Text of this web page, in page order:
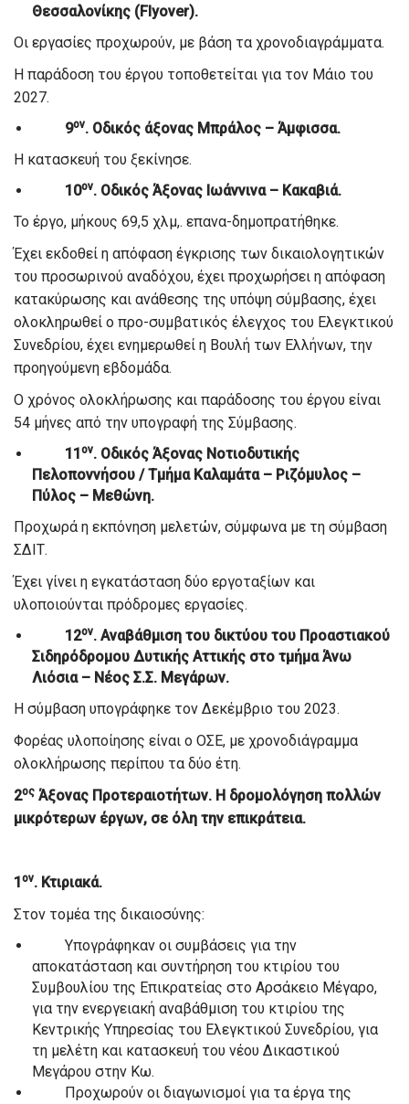
Θεσσαλονίκης (Flyover).
Οι εργασίες προχωρούν, με βάση τα χρονοδιαγράμματα.
Η παράδοση του έργου τοποθετείται για τον Μάιο του
2027.
9ον. Οδικός άξονας Μπράλος – Άμφισσα.
Η κατασκευή του ξεκίνησε.
10ον. Οδικός Άξονας Ιωάννινα – Κακαβιά.
Το έργο, μήκους 69,5 χλμ,. επανα-δημοπρατήθηκε.
Έχει εκδοθεί η απόφαση έγκρισης των δικαιολογητικών
του προσωρινού αναδόχου, έχει προχωρήσει η απόφαση
κατακύρωσης και ανάθεσης της υπόψη σύμβασης, έχει
ολοκληρωθεί ο προ-συμβατικός έλεγχος του Ελεγκτικού
Συνεδρίου, έχει ενημερωθεί η Βουλή των Ελλήνων, την
προηγούμενη εβδομάδα.
Ο χρόνος ολοκλήρωσης και παράδοσης του έργου είναι
54 μήνες από την υπογραφή της Σύμβασης.
11ον. Οδικός Άξονας Νοτιοδυτικής
Πελοποννήσου / Τμήμα Καλαμάτα – Ριζόμυλος –
Πύλος – Μεθώνη.
Προχωρά η εκπόνηση μελετών, σύμφωνα με τη σύμβαση
ΣΔΙΤ.
Έχει γίνει η εγκατάσταση δύο εργοταξίων και
υλοποιούνται πρόδρομες εργασίες.
12ον. Αναβάθμιση του δικτύου του Προαστιακού
Σιδηρόδρομου Δυτικής Αττικής στο τμήμα Άνω
Λιόσια – Νέος Σ.Σ. Μεγάρων.
Η σύμβαση υπογράφηκε τον Δεκέμβριο του 2023.
Φορέας υλοποίησης είναι ο ΟΣΕ, με χρονοδιάγραμμα
ολοκλήρωσης περίπου τα δύο έτη.
2ος Άξονας Προτεραιοτήτων. Η δρομολόγηση πολλών
μικρότερων έργων, σε όλη την επικράτεια.
1ον. Κτιριακά.
Στον τομέα της δικαιοσύνης:
Υπογράφηκαν οι συμβάσεις για την
αποκατάσταση και συντήρηση του κτιρίου του
Συμβουλίου της Επικρατείας στο Αρσάκειο Μέγαρο,
για την ενεργειακή αναβάθμιση του κτιρίου της
Κεντρικής Υπηρεσίας του Ελεγκτικού Συνεδρίου, για
τη μελέτη και κατασκευή του νέου Δικαστικού
Μεγάρου στην Κω.
Προχωρούν οι διαγωνισμοί για τα έργα της